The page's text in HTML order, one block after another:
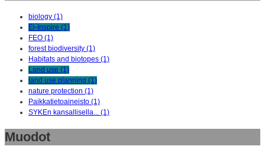
biology (1)
Ei-Inspire (1)
FEO (1)
forest biodiversity (1)
Habitats and biotopes (1)
Land use (1)
land use planning (1)
nature protection (1)
Paikkatietoaineisto (1)
SYKEn kansallisella... (1)
Muodot